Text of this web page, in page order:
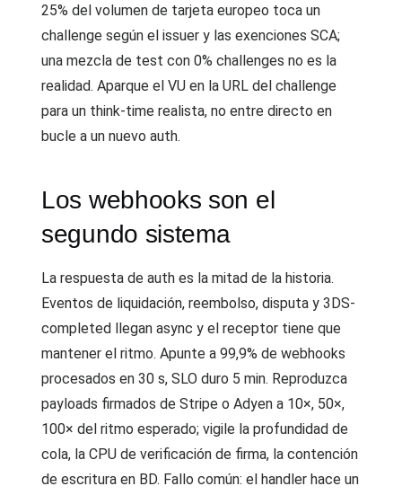
25% del volumen de tarjeta europeo toca un
challenge según el issuer y las exenciones SCA;
una mezcla de test con 0% challenges no es la
realidad. Aparque el VU en la URL del challenge
para un think-time realista, no entre directo en
bucle a un nuevo auth.
Los webhooks son el
segundo sistema
La respuesta de auth es la mitad de la historia.
Eventos de liquidación, reembolso, disputa y 3DS-
completed llegan async y el receptor tiene que
mantener el ritmo. Apunte a 99,9% de webhooks
procesados en 30 s, SLO duro 5 min. Reproduzca
payloads firmados de Stripe o Adyen a 10×, 50×,
100× del ritmo esperado; vigile la profundidad de
cola, la CPU de verificación de firma, la contención
de escritura en BD. Fallo común: el handler hace un